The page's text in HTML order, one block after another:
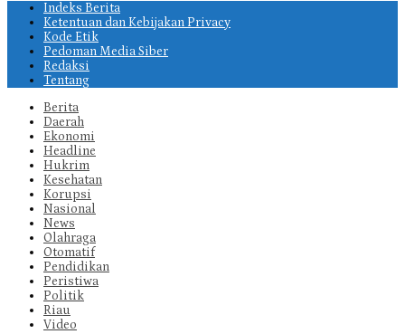
Indeks Berita
Ketentuan dan Kebijakan Privacy
Kode Etik
Pedoman Media Siber
Redaksi
Tentang
Berita
Daerah
Ekonomi
Headline
Hukrim
Kesehatan
Korupsi
Nasional
News
Olahraga
Otomatif
Pendidikan
Peristiwa
Politik
Riau
Video